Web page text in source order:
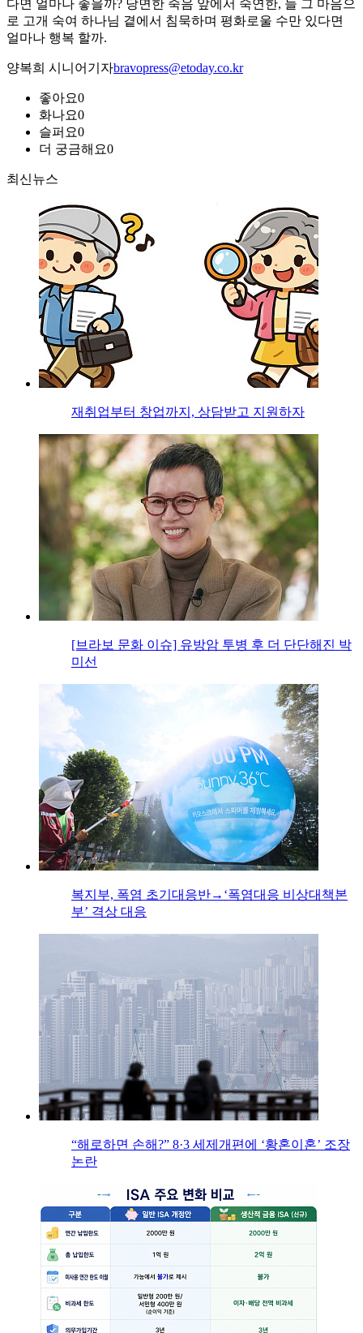
다면 얼마나 좋을까? 당면한 죽음 앞에서 숙연한, 늘 그 마음으
로 고개 숙여 하나님 곁에서 침묵하며 평화로울 수만 있다면
얼마나 행복 할까.
양복희 시니어기자bravopress@etoday.co.kr
좋아요0
화나요0
슬퍼요0
더 궁금해요0
최신뉴스
재취업부터 창업까지, 상담받고 지원하자
[브라보 문화 이슈] 유방암 투병 후 더 단단해진 박
미선
복지부, 폭염 초기대응반→‘폭염대응 비상대책본
부’ 격상 대응
“해로하면 손해?” 8·3 세제개편에 ‘황혼이혼’ 조장
논란